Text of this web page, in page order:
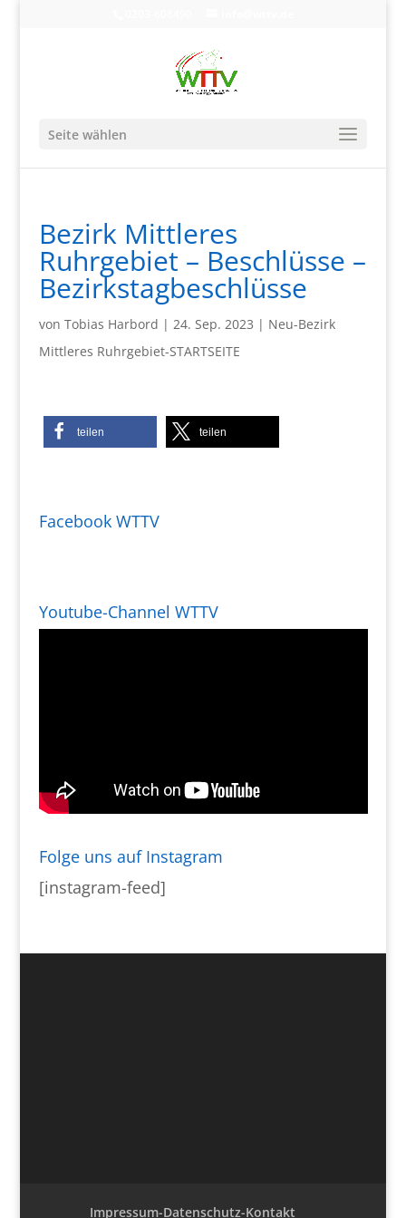
Seite wählen
Bezirk Mittleres
Ruhrgebiet – Beschlüsse –
Bezirkstagbeschlüsse
von Tobias Harbord | 24. Sep. 2023 | Neu-Bezirk
Mittleres Ruhrgebiet-STARTSEITE
teilen teilen
Facebook WTTV
Youtube-Channel WTTV
Folge uns auf Instagram
[instagram-feed]
Impressum-Datenschutz-Kontakt